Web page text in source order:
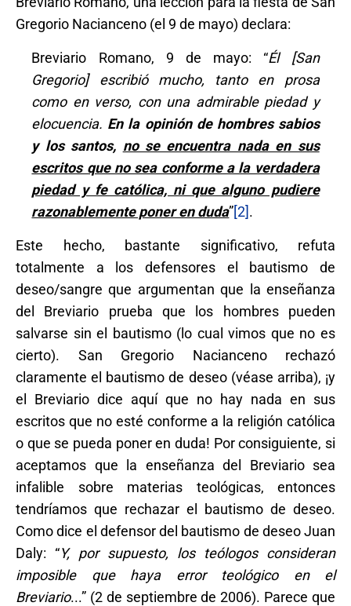
Gregorio Nacianceno (el 9 de mayo) declara:
Breviario Romano, 9 de mayo: “Él
[San
Gregorio] escribió mucho, tanto en prosa
como en verso, con una admirable piedad y
elocuencia. En la opinión de hombres sabios
y los santos, no se encuentra nada en sus
escritos que no sea conforme a la verdadera
piedad y fe católica, ni que alguno pudiere
razonablemente poner en duda”[2].
Este hecho, bastante significativo, refuta
totalmente a los defensores el bautismo de
deseo/sangre que argumentan que la enseñanza
del Breviario prueba que los hombres pueden
salvarse sin el bautismo (lo cual vimos que no es
cierto). San Gregorio Nacianceno rechazó
claramente el bautismo de deseo (véase arriba), ¡y
el Breviario dice aquí que no hay nada en sus
escritos que no esté conforme a la religión católica
o que se pueda poner en duda! Por consiguiente, si
aceptamos que la enseñanza del Breviario sea
infalible sobre materias teológicas, entonces
tendríamos que rechazar el bautismo de deseo.
Como dice el defensor del bautismo de deseo Juan
Daly: “Y, por supuesto, los teólogos consideran
imposible que haya error teológico en el
Breviario...” (2 de septiembre de 2006). Parece que